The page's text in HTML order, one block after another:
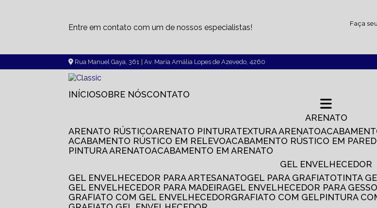
Entre em contato com um de nossos especialistas!
Faça
Rua Manuel Gaya, 361 | Av. Maria Amália Lopes de Azevedo, 4260
INÍCIO SOBRE NÓS CONTATO
ARENATO
ARENATO RÚSTICO
ARENATO PINTURA TEXTURA ARENATO
ACABAMENTO RÚSTICO EM RELEVO
ACABAMENTO RÚSTICO EM
PINTURA ARENATO
ACABAMENTO EM ARENATO
GEL ENVELHECEDOR
GEL ENVELHECEDOR PARA ARTESANATO
GEL PARA GRAFIATO TINTA
GEL ENVELHECEDOR PARA MADEIRA
GEL ENVELHECEDOR PARA GESSO
GRAFIATO COM GEL ENVELHECEDOR
GRAFIATO COM GEL
PINTURA